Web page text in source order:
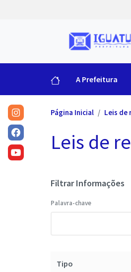
A Prefeitura
Página Inicial Leis de
Leis de
Filtrar Informações
Palavra-chave
Tipo